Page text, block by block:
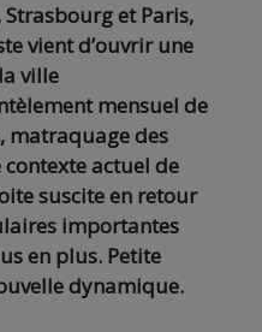
et Paris,
vient d’ouvrir une
ville
mensuel de
matraquage des
actuel de
suscite en retour
importantes
en plus. Petite
dynamique.